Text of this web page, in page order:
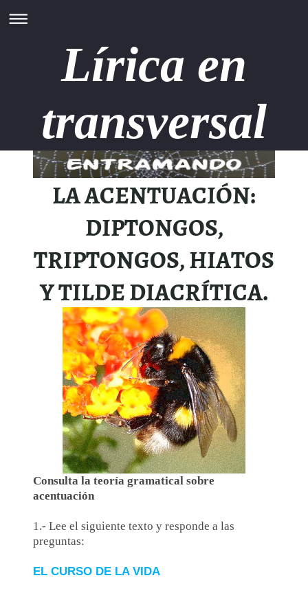
Lírica en
transversal
LA ACENTUACIÓN:
DIPTONGOS,
TRIPTONGOS, HIATOS
Y TILDE DIACRÍTICA.
Consulta la teoría gramatical sobre
acentuación
1.- Lee el siguiente texto y responde a las
preguntas:
EL CURSO DE LA VIDA